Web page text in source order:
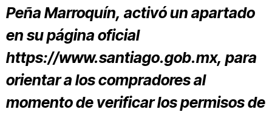
Peña Marroquín, activó un apartado
en su página oficial
https://www.santiago.gob.mx, para
orientar a los compradores al
momento de verificar los permisos de